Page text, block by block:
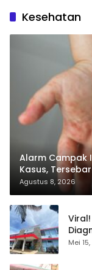
Kesehatan
Alarm Campak
Kasus,
Agustus 8, 2026
Mei